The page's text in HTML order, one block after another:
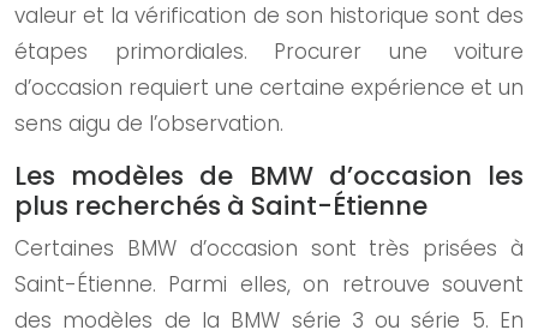
valeur et la vérification de son historique sont des
étapes primordiales. Procurer une voiture
d’occasion requiert une certaine expérience et un
sens aigu de l’observation.
Les modèles de BMW d’occasion les
plus recherchés à Saint-Étienne
Certaines BMW d’occasion sont très prisées à
Saint-Étienne. Parmi elles, on retrouve souvent
des modèles de la BMW série 3 ou série 5. En